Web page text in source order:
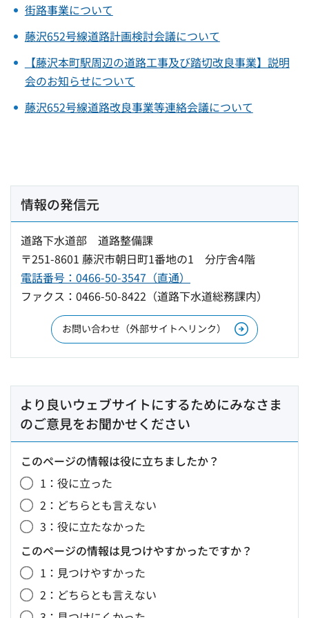
街路事業について
藤沢652号線道路計画検討会議について
【藤沢本町駅周辺の道路工事及び踏切改良事業】説明
会のお知らせについて
藤沢652号線道路改良事業等連絡会議について
情報の発信元
道路下水道部 道路整備課
〒251-8601 藤沢市朝日町1番地の1 分庁舎4階
電話番号：0466-50-3547（直通）
ファクス：0466-50-8422（道路下水道総務課内）
お問い合わせ（外部サイトへリンク）
より良いウェブサイトにするためにみなさま
のご意見をお聞かせください
このページの情報は役に立ちましたか？
1：役に立った
2：どちらとも言えない
3：役に立たなかった
このページの情報は見つけやすかったですか？
1：見つけやすかった
2：どちらとも言えない